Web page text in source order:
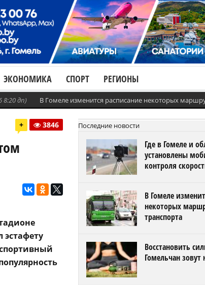
ЭКОНОМИКА СПОРТ РЕГИОНЫ
8:20 дп) В Гомеле изменится расписание некоторых
+ 3846
эстафету
Последние новости
Где в Гомеле и
установлены
контроля
В Гомеле
некоторых
транспорта
Восстановить
Гомельчан